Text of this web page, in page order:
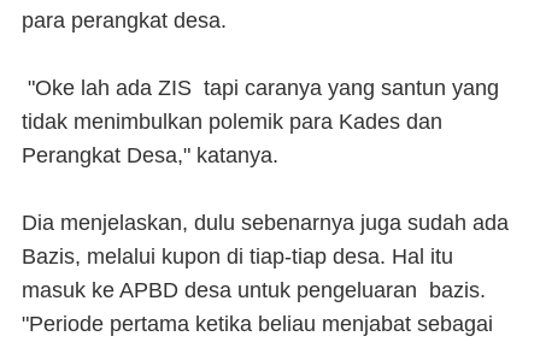
para perangkat desa.
"Oke lah ada ZIS tapi caranya yang santun yang
tidak menimbulkan polemik para Kades dan
Perangkat Desa," katanya.
Dia menjelaskan, dulu sebenarnya juga sudah ada
Bazis, melalui kupon di tiap-tiap desa. Hal itu
masuk ke APBD desa untuk pengeluaran bazis.
"Periode pertama ketika beliau menjabat sebagai